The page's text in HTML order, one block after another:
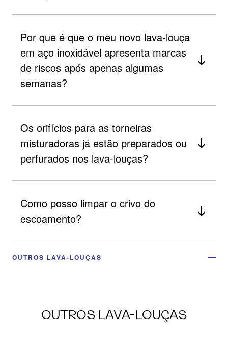
Por que é que o meu novo lava-louça
em aço inoxidável apresenta marcas
de riscos após apenas algumas
semanas?
Os orifícios para as torneiras
misturadoras já estão preparados ou
perfurados nos lava-louças?
Como posso limpar o crivo do
escoamento?
OUTROS LAVA-LOUÇAS
OUTROS LAVA-LOUÇAS